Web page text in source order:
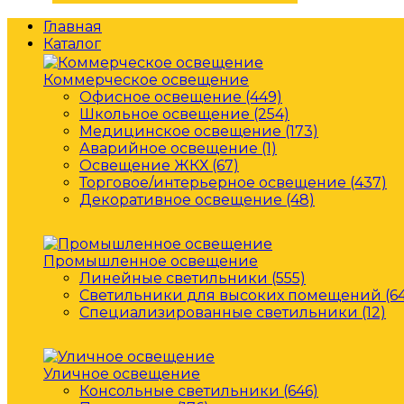
Главная
Каталог
Коммерческое освещение
Офисное освещение (449)
Школьное освещение (254)
Медицинское освещение (173)
Аварийное освещение (1)
Освещение ЖКХ (67)
Торговое/интерьерное освещение (437)
Декоративное освещение (48)
Промышленное освещение
Линейные светильники (555)
Светильники для высоких помещений
Специализированные светильники (12)
Уличное освещение
Консольные светильники (646)